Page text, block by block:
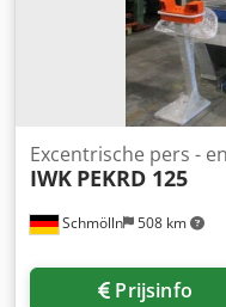
Schmölln 508 km
Excentrische pers -
IWK PEKRD 125
Prijsinfo